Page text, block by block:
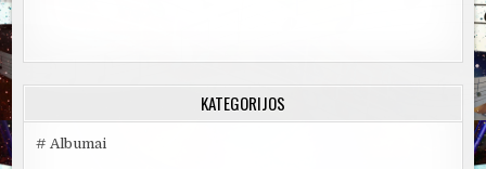
KATEGORIJOS
# Albumai